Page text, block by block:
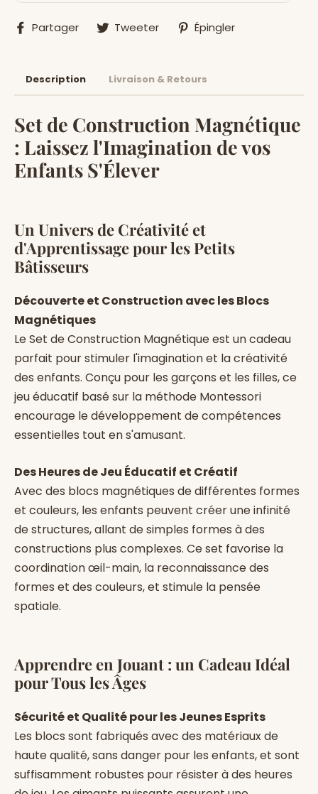
Partager
Partager
sur
Tweeter
Tweeter
sur
Épingler
Description Livraison & Retours
Set de Construction Magnétique
: Laissez l'Imagination de vos
Enfants S'Élever
Un Univers de Créativité et
d'Apprentissage pour les Petits
Bâtisseurs
Découverte et Construction avec les Blocs
Magnétiques
Le Set de Construction Magnétique est un cadeau
parfait pour stimuler l'imagination et la créativité
des enfants. Conçu pour les garçons et les filles, ce
jeu éducatif basé sur la méthode Montessori
encourage le développement de compétences
essentielles tout en s'amusant.
Des Heures de Jeu Éducatif et Créatif
Avec des blocs magnétiques de différentes formes
et couleurs, les enfants peuvent créer une infinité
de structures, allant de simples formes à des
constructions plus complexes. Ce set favorise la
coordination œil-main, la reconnaissance des
formes et des couleurs, et stimule la pensée
spatiale.
Apprendre en Jouant : un Cadeau Idéal
pour Tous les Âges
Sécurité et Qualité pour les Jeunes Esprits
Les blocs sont fabriqués avec des matériaux de
haute qualité, sans danger pour les enfants, et sont
suffisamment robustes pour résister à des heures